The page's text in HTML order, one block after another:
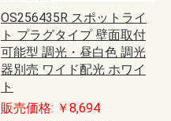
OS256435R スポットライ
ト プラグタイプ 壁面取付
可能型 調光・昼白色 調光
器別売 ワイド配光 ホワイ
ト
販売価格: ￥8,694